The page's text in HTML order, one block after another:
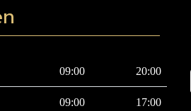
09:00 20:00
09:00 17:00